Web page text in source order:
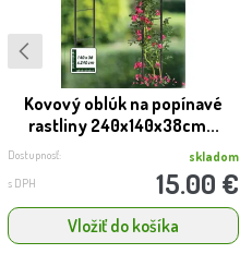
Kovový oblúk na popínavé
rastliny 240x140x38cm...
Dostupnosť: skladom
s DPH 15.00 €
Vložiť do košíka